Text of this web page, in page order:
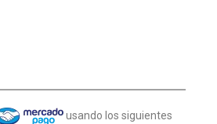
usando los siguientes